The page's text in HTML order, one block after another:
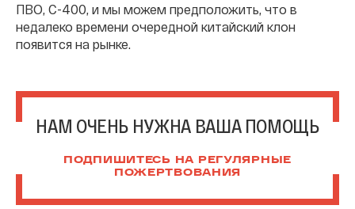
ПВО, С-400, и мы можем предположить, что в
недалеко времени очередной китайский клон
появится на рынке.
НАМ ОЧЕНЬ НУЖНА ВАША ПОМОЩЬ
ПОДПИШИТЕСЬ НА РЕГУЛЯРНЫЕ
ПОЖЕРТВОВАНИЯ